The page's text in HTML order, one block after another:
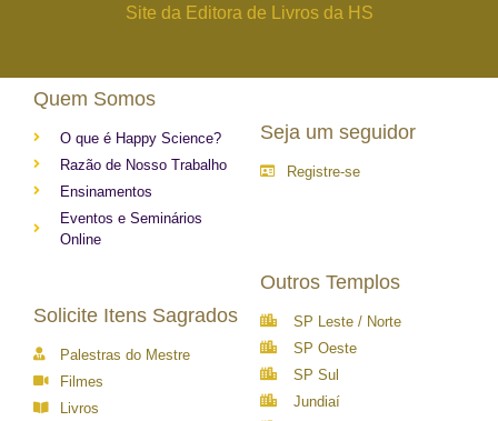
Site da Editora de Livros da HS
Quem Somos
O que é Happy Science?
Razão de Nosso Trabalho
Ensinamentos
Eventos e Seminários
Online
Seja um seguidor
Registre-se
Solicite Itens Sagrados
Palestras do Mestre
Filmes
Livros
Outros Templos
SP Leste / Norte
SP Oeste
SP Sul
Jundiaí